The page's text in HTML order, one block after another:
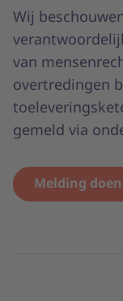
Wij
van
overtredingen
gemeld via
Melding doen